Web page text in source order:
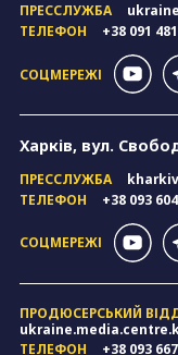
ПРЕССЛУЖБА
ТЕЛЕФОН
+38 091
СОЦМЕРЕЖІ
Харків, вул.
ПРЕССЛУЖБА
ТЕЛЕФОН
+38 093
СОЦМЕРЕЖІ
ПРОДЮСЕРСЬКИЙ
ТЕЛЕФОН
+38 093